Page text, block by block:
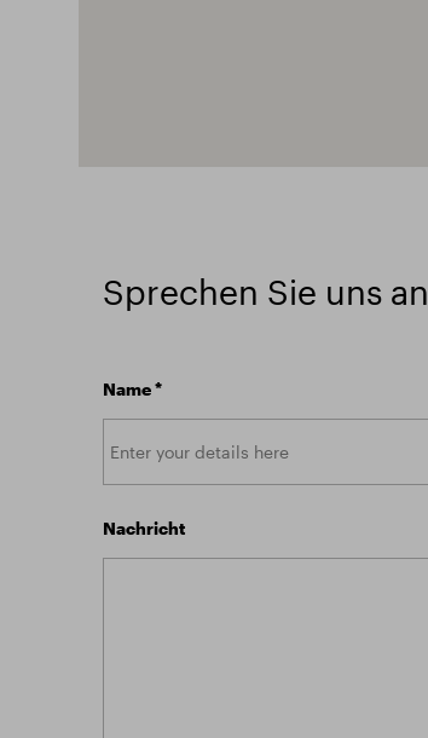
Sprechen Sie uns an
Name*
Nachricht